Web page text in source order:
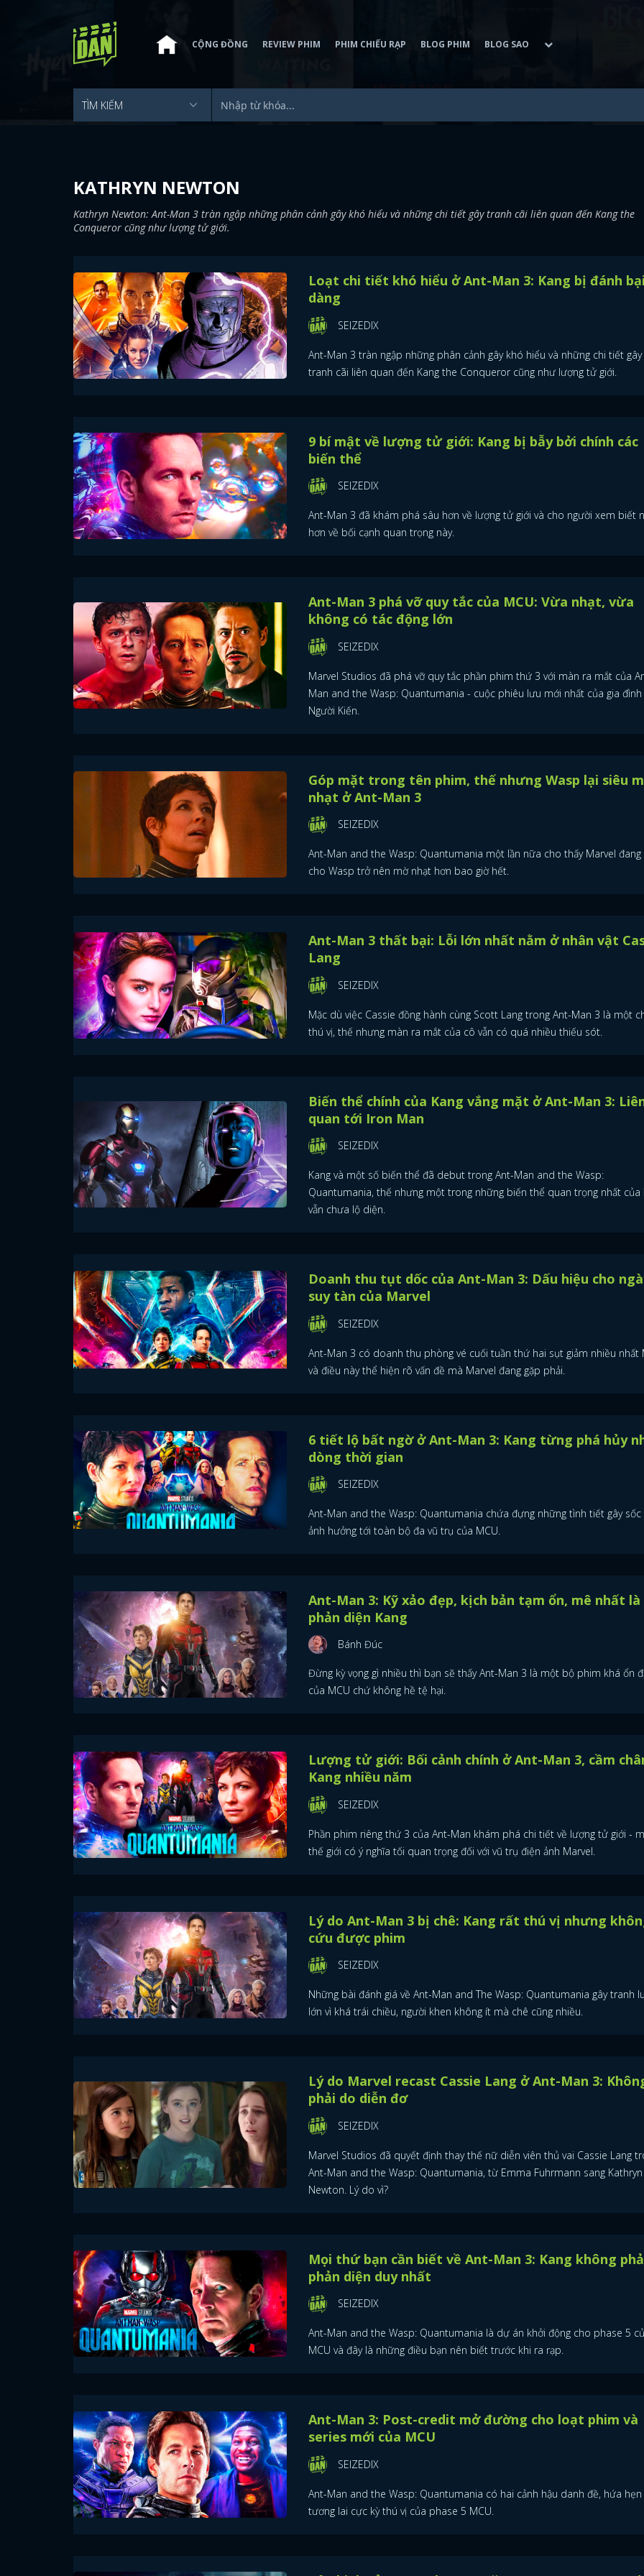
CỘNG ĐỒNG REVIEW PHIM PHIM CHIẾU RẠP BLOG PHIM BLOG SAO
KATHRYN NEWTON
Kathryn Newton: Ant-Man 3 tràn ngập những phân cảnh gây khó hiểu và những chi tiết gây tranh cãi liên quan đến Kang the
Conqueror cũng như lượng tử giới.
Loạt chi tiết khó hiểu ở Ant-Man 3: Kang bị đánh
dàng
SEIZEDIX
Ant-Man 3 tràn ngập những phân cảnh gây khó hiểu và những chi tiết gây
tranh cãi liên quan đến Kang the Conqueror cũng như lượng tử giới.
9 bí mật về lượng tử giới: Kang bị bẫy bởi chính các
biến thể
SEIZEDIX
Ant-Man 3 đã khám phá sâu hơn về lượng tử giới và cho người xem biết
hơn về bối cạnh quan trọng này.
Ant-Man 3 phá vỡ quy tắc của MCU: Vừa nhạt, vừa
không có tác động lớn
SEIZEDIX
Marvel Studios đã phá vỡ quy tắc phần phim thứ 3 với màn ra mắt của
Man and the Wasp: Quantumania - cuộc phiêu lưu mới nhất của gia đình
Người Kiến.
Góp mặt trong tên phim, thế nhưng Wasp lại siêu
nhạt ở Ant-Man 3
SEIZEDIX
Ant-Man and the Wasp: Quantumania một lần nữa cho thấy Marvel đang
cho Wasp trở nên mờ nhạt hơn bao giờ hết.
Ant-Man 3 thất bại: Lỗi lớn nhất nằm ở nhân vật
Lang
SEIZEDIX
Mặc dù việc Cassie đồng hành cùng Scott Lang trong Ant-Man 3 là một
thú vị, thế nhưng màn ra mắt của cô vẫn có quá nhiều thiếu sót.
Biến thể chính của Kang vắng mặt ở Ant-Man 3:
quan tới Iron Man
SEIZEDIX
Kang và một số biến thể đã debut trong Ant-Man and the Wasp:
Quantumania, thế nhưng một trong những biến thể quan trọng nhất của
vẫn chưa lộ diện.
Doanh thu tụt dốc của Ant-Man 3: Dấu hiệu cho
suy tàn của Marvel
SEIZEDIX
Ant-Man 3 có doanh thu phòng vé cuối tuần thứ hai sụt giảm nhiều nhất
và điều này thể hiện rõ vấn đề mà Marvel đang gặp phải.
6 tiết lộ bất ngờ ở Ant-Man 3: Kang từng phá hủy
dòng thời gian
SEIZEDIX
Ant-Man and the Wasp: Quantumania chứa đựng những tình tiết gây sốc
ảnh hưởng tới toàn bộ đa vũ trụ của MCU.
Ant-Man 3: Kỹ xảo đẹp, kịch bản tạm ổn, mê nhất là
phản diện Kang
Bánh Đúc
Đừng kỳ vọng gì nhiều thì bạn sẽ thấy Ant-Man 3 là một bộ phim khá ổn
của MCU chứ không hề tệ hại.
Lượng tử giới: Bối cảnh chính ở Ant-Man 3, cầm
Kang nhiều năm
SEIZEDIX
Phần phim riêng thứ 3 của Ant-Man khám phá chi tiết về lượng tử giới -
thế giới có ý nghĩa tối quan trọng đối với vũ trụ điện ảnh Marvel.
Lý do Ant-Man 3 bị chê: Kang rất thú vị nhưng
cứu được phim
SEIZEDIX
Những bài đánh giá về Ant-Man and The Wasp: Quantumania gây tranh
lớn vì khá trái chiều, người khen không ít mà chê cũng nhiều.
Lý do Marvel recast Cassie Lang ở Ant-Man 3:
phải do diễn đơ
SEIZEDIX
Marvel Studios đã quyết định thay thế nữ diễn viên thủ vai Cassie Lang
Ant-Man and the Wasp: Quantumania, từ Emma Fuhrmann sang Kathryn
Newton. Lý do vì?
Mọi thứ bạn cần biết về Ant-Man 3: Kang không
phản diện duy nhất
SEIZEDIX
Ant-Man and the Wasp: Quantumania là dự án khởi động cho phase 5
MCU và đây là những điều bạn nên biết trước khi ra rạp.
Ant-Man 3: Post-credit mở đường cho loạt phim và
series mới của MCU
SEIZEDIX
Ant-Man and the Wasp: Quantumania có hai cảnh hậu danh đề, hứa
tương lai cực kỳ thú vị của phase 5 MCU.